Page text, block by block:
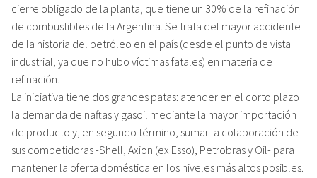
cierre obligado de la planta, que tiene un 30% de la refinación
de combustibles de la Argentina. Se trata del mayor accidente
de la historia del petróleo en el país (desde el punto de vista
industrial, ya que no hubo víctimas fatales) en materia de
refinación.
La iniciativa tiene dos grandes patas: atender en el corto plazo
la demanda de naftas y gasoil mediante la mayor importación
de producto y, en segundo término, sumar la colaboración de
sus competidoras -Shell, Axion (ex Esso), Petrobras y Oil- para
mantener la oferta doméstica en los niveles más altos posibles.